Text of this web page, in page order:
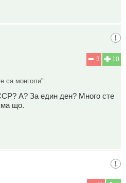
10
3
са монголи":
А? За един ден? Много сте
що.